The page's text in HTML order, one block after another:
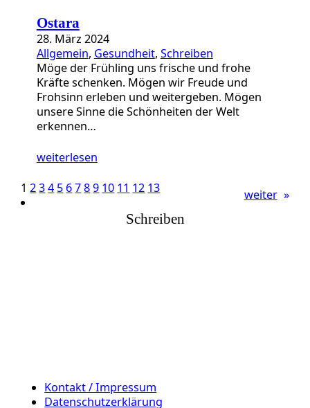
Ostara
28. März 2024
Allgemein, Gesundheit, Schreiben
Möge der Frühling uns frische und frohe
Kräfte schenken. Mögen wir Freude und
Frohsinn erleben und weitergeben. Mögen
unsere Sinne die Schönheiten der Welt
erkennen…
weiterlesen
1 234 5 6789 10 11 12 13 weiter »
Schreiben
Kontakt / Impressum
Datenschutzerklärung